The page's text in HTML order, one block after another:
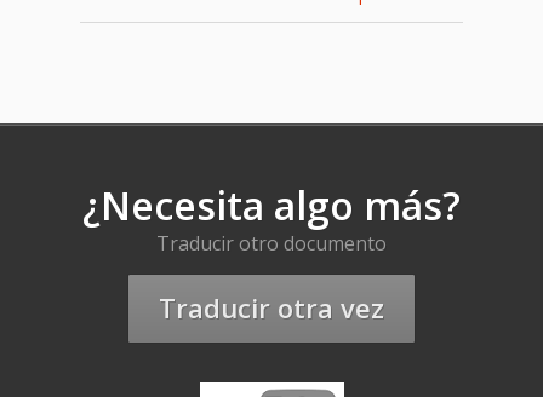
¿Necesita algo más?
Traducir otro documento
Traducir otra vez